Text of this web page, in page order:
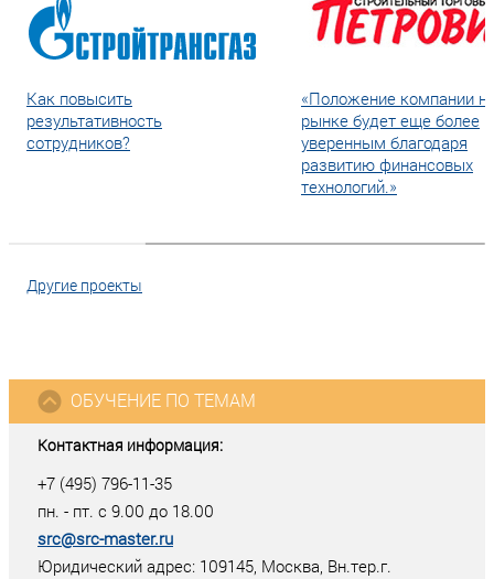
Как повысить
результативность
сотрудников?
«Положение компании
рынке будет еще более
уверенным благодаря
развитию финансовых
технологий.»
Другие проекты
Контактная информация:
+7 (495) 796-11-35
пн. - пт. с 9.00 до 18.00
src@src-master.ru
Юридический адрес: 109145, Москва, Вн.тер.г.
ОБУЧЕНИЕ ПО ТЕМАМ